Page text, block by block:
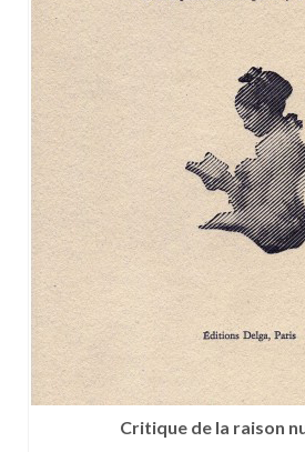
Critique de la raison